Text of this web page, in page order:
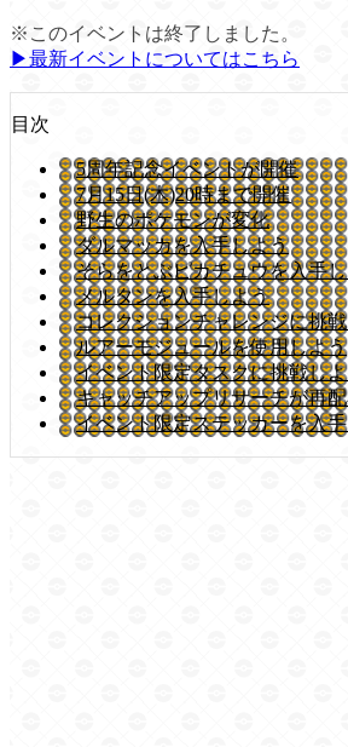
※このイベントは終了しました。
▶︎最新イベントについてはこちら
目次
5周年記念イベントが開催
7月15日(木)20時まで開催
野生のポケモンが変化
ダルマッカを入手しよう
そらをとぶピカチュウを入手
メルタンを入手しよう
コレクションチャレンジに挑
ルアーモジュールを使用しよう
イベント限定タスクに挑戦し
キャッチアップリサーチが再
イベント限定ステッカーを入